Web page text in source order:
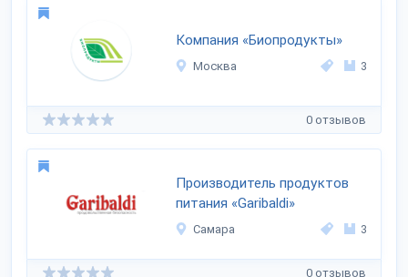
Компания «Биопродукты»
Москва 3
0 отзывов
Производитель продуктов
питания «Garibaldi»
Самара 3
0 отзывов